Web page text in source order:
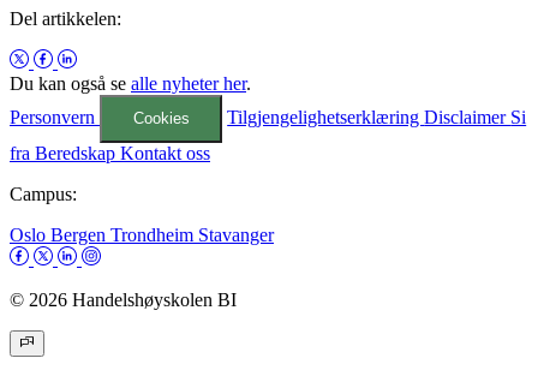
Del artikkelen:
Du kan også se alle nyheter her.
Personvern
Cookies TilgjengelighetserklæringDisclaimer Si
fra Beredskap Kontakt oss
Campus:
Oslo Bergen Trondheim Stavanger
© 2026 Handelshøyskolen BI